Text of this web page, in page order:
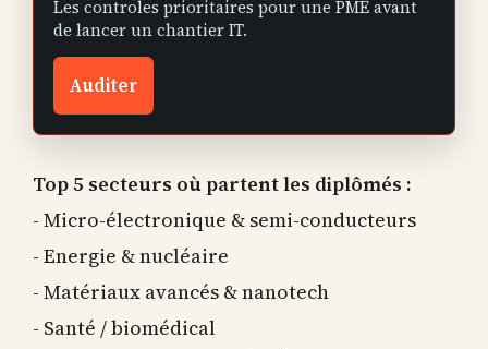
Les controles prioritaires pour une PME avant
de lancer un chantier IT.
Auditer
Top 5 secteurs où partent les diplômés :
- Micro-électronique & semi-conducteurs
- Energie & nucléaire
- Matériaux avancés & nanotech
- Santé / biomédical